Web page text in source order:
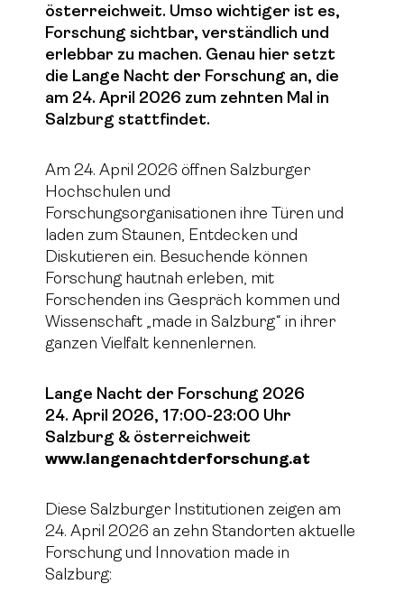
österreichweit. Umso wichtiger ist es,
Forschung sichtbar, verständlich und
erlebbar zu machen. Genau hier setzt
die Lange Nacht der Forschung an, die
am 24. April 2026 zum zehnten Mal in
Salzburg stattfindet.
Am 24. April 2026 öffnen Salzburger
Hochschulen und
Forschungsorganisationen ihre Türen und
laden zum Staunen, Entdecken und
Diskutieren ein. Besuchende können
Forschung hautnah erleben, mit
Forschenden ins Gespräch kommen und
Wissenschaft „made in Salzburg“ in ihrer
ganzen Vielfalt kennenlernen.
Lange Nacht der Forschung 2026
24. April 2026, 17:00-23:00 Uhr
Salzburg & österreichweit
www.langenachtderforschung.at
Diese Salzburger Institutionen zeigen am
24. April 2026 an zehn Standorten aktuelle
Forschung und Innovation made in
Salzburg: